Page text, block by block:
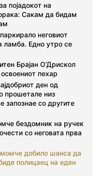
појадокот на
Сакам да бидам
неговиот
ламба. Едно утро се
Брајан О’Дрискол
пехар
ден од
прошетале низ
запознае со другите
бездомник на ручек
со неговата прва
добило шанса да
полицаец на еден